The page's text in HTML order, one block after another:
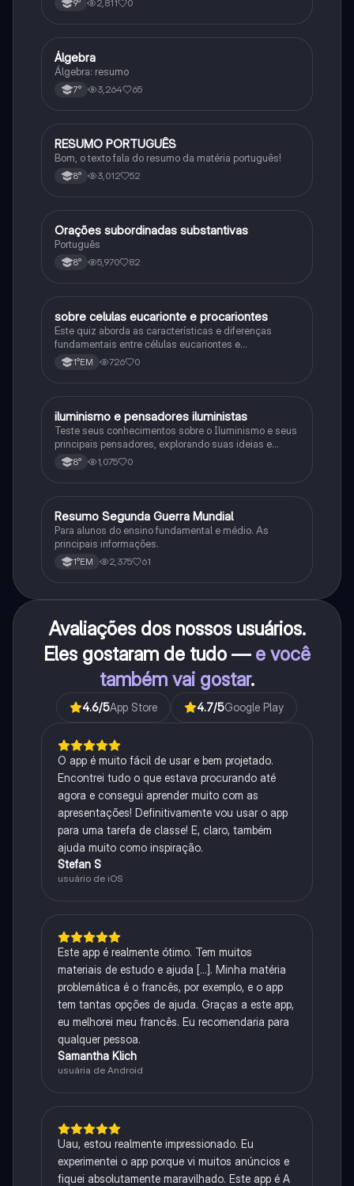
primeira guerra mundial
9° 2,811 0
Matematica
Álgebra
Álgebra: resumo
7° 3,264 65
Português
RESUMO PORTUGUÊS
Bom, o texto fala do resumo da matéria português!
8° 3,012 52
Português
Orações subordinadas substantivas
Português
8° 5,970 82
Biologia
sobre celulas eucarionte e procariontes
Este quiz aborda as características e diferenças
fundamentais entre células eucariontes e
procariontes.
1°EM 726 0
História
iluminismo e pensadores iluministas
Teste seus conhecimentos sobre o Iluminismo e seus
principais pensadores, explorando suas ideias e
impacto histórico.
8° 1,075 0
História
Resumo Segunda Guerra Mundial
Para alunos do ensino fundamental e médio. As
principais informações.
1°EM 2,375 61
Avaliações dos nossos usuários.
Eles gostaram de tudo — e você
também vai gostar.
4.6/5App Store 4.7/5Google Play
O app é muito fácil de usar e bem projetado.
Encontrei tudo o que estava procurando até
agora e consegui aprender muito com as
apresentações! Definitivamente vou usar o app
para uma tarefa de classe! E, claro, também
ajuda muito como inspiração.
Stefan S
usuário de iOS
Este app é realmente ótimo. Tem muitos
materiais de estudo e ajuda [...]. Minha matéria
problemática é o francês, por exemplo, e o app
tem tantas opções de ajuda. Graças a este app,
eu melhorei meu francês. Eu recomendaria para
qualquer pessoa.
Samantha Klich
usuária de Android
Uau, estou realmente impressionado. Eu
experimentei o app porque vi muitos anúncios e
fiquei absolutamente maravilhado. Este app é A